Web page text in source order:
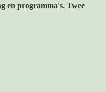
en programma's. Twee